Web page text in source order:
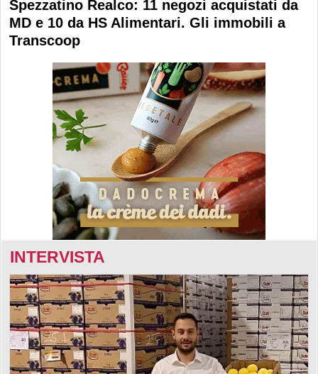
Spezzatino Realco: 11 negozi acquistati da
MD e 10 da HS Alimentari. Gli immobili a
Transcoop
INTERVISTA